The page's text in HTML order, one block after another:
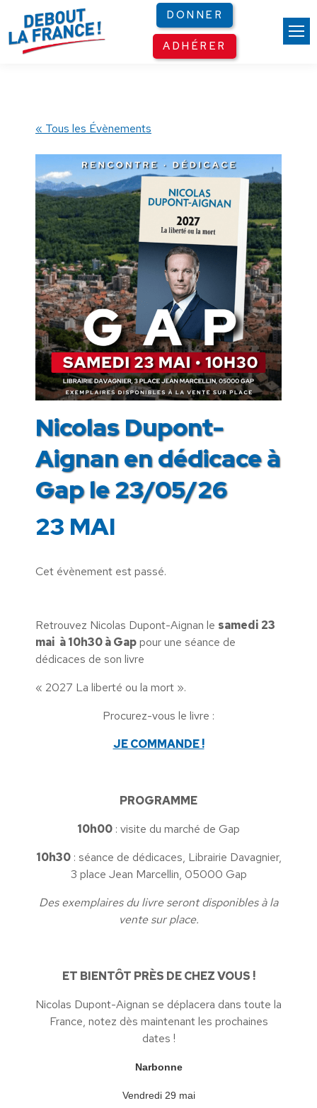
DONNER
ADHÉRER
« Tous les Évènements
Nicolas Dupont-
Aignan en dédicace à
Gap le 23/05/26
23 MAI
Cet évènement est passé.
Retrouvez Nicolas Dupont-Aignan le samedi 23
mai à 10h30 à Gappour une séance de
dédicaces de son livre
« 2027 La liberté ou la mort ».
Procurez-vous le livre :
JE COMMANDE !
PROGRAMME
10h00 : visite du marché de Gap
10h30: séance de dédicaces, Librairie Davagnier,
3 place Jean Marcellin, 05000 Gap
Des exemplaires du livre seront disponibles à la
vente sur place.
ET BIENTÔT PRÈS DE CHEZ VOUS !
Nicolas Dupont-Aignan se déplacera dans toute la
France, notez dès maintenant les prochaines
dates !
Narbonne
Vendredi 29 mai
Panneau de gestion des cookies